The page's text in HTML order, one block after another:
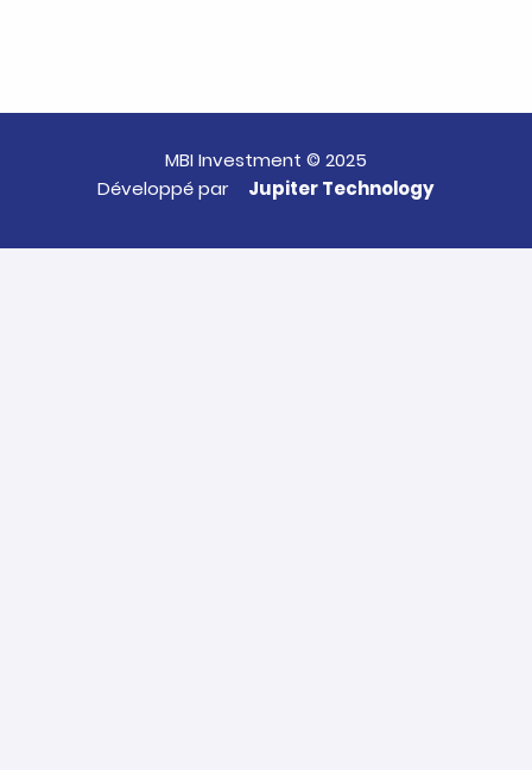
MBI Investment © 2025
Développé par
Jupiter Technology